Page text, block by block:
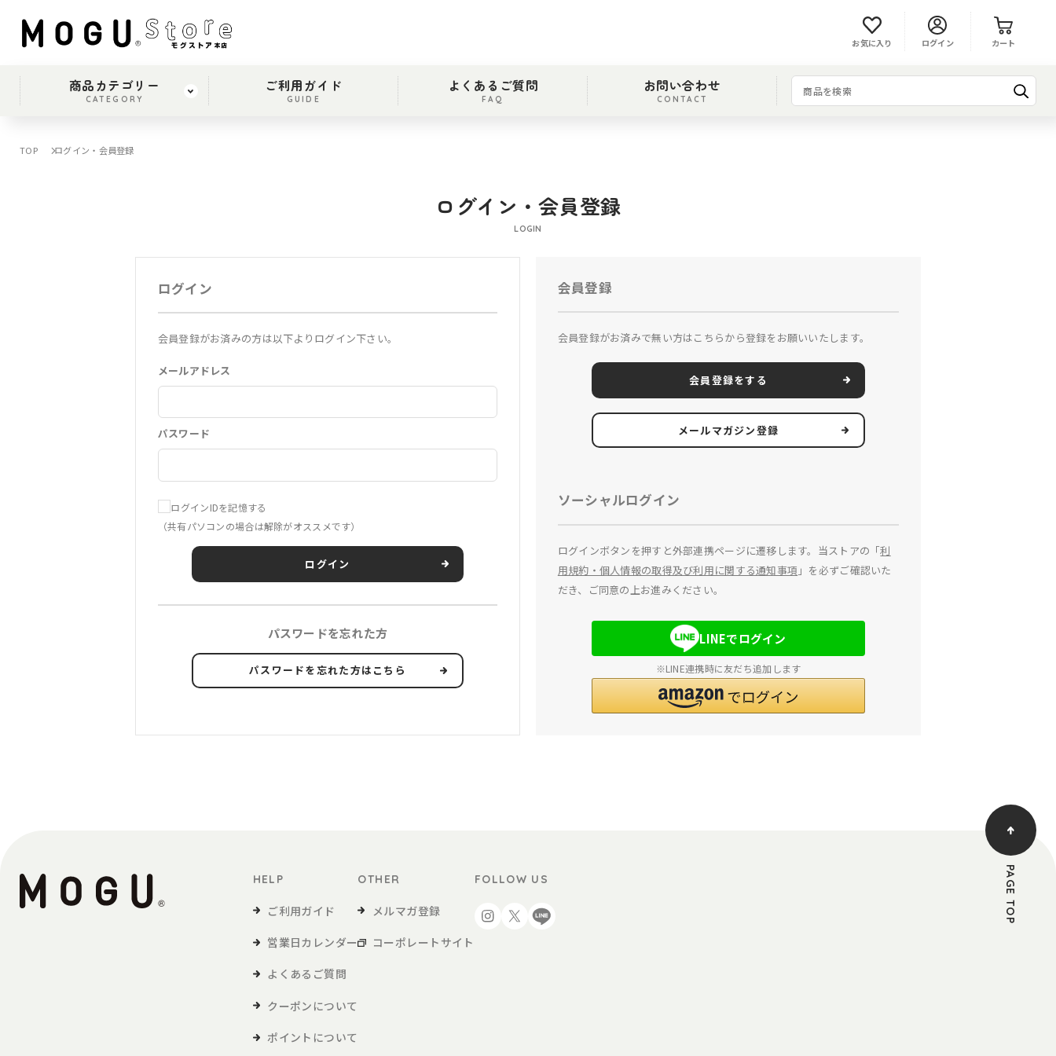
ログイン
お気に入り カート
商品カテゴリー
CATEGORY
ご利用ガイド
GUIDE
よくあるご質問
FAQ
お問い合わせ
CONTACT
TOP ログイン・会員登録
ログイン・会員登録
LOGIN
ログイン
会員登録がお済みの方は以下よりログイン下さい。
メールアドレス
パスワード
ログインIDを記憶する
（共有パソコンの場合は解除がオススメです）
ログイン
パスワードを忘れた方
パスワードを忘れた方はこちら
会員登録
会員登録がお済みで無い方はこちらから登録をお願いいたします。
会員登録をする
メールマガジン登録
ソーシャルログイン
ログインボタンを押すと外部連携ページに遷移します。当ストアの「利
用規約・個人情報の取得及び利用に関する通知事項 」を必ずご確認いた
だき、ご同意の上お進みください。
LINEでログイン
※LINE連携時に友だち追加します
HELP
ご利用ガイド
営業日カレンダー
よくあるご質問
クーポンについて
ポイントについて
OTHER
メルマガ登録
コーポレートサイト
FOLLOW US PAGE TOP